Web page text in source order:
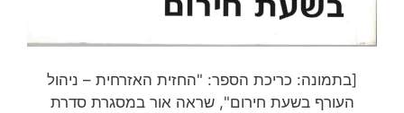
[בתמונה: כריכת הספר: "החזית האזרחית – ניהול
העורף בשעת חירום", שראה אור במסגרת סדרת